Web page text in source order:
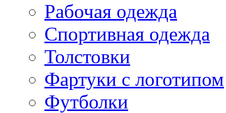
Рабочая одежда
Спортивная одежда
Толстовки
Фартуки с логотипом
Футболки